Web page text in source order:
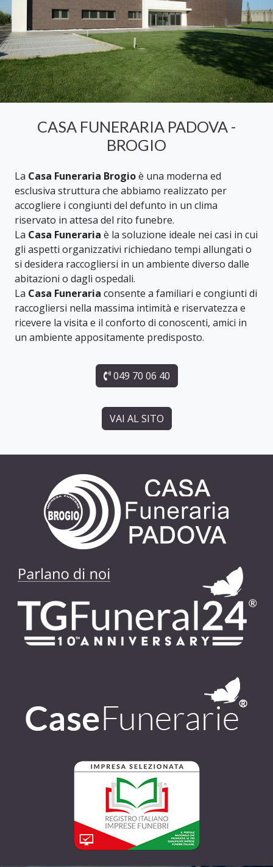
CASA FUNERARIA PADOVA -
BROGIO
La Casa Funeraria Brogioè una moderna ed
esclusiva struttura che abbiamo realizzato per
accogliere i congiunti del defunto in un clima
riservato in attesa del rito funebre.
La Casa Funeraria è la soluzione ideale nei casi in cui
gli aspetti organizzativi richiedano tempi allungati o
si desidera raccogliersi in un ambiente diverso dalle
abitazioni o dagli ospedali.
La Casa Funeraria consente a familiari e congiunti di
raccogliersi nella massima intimità e riservatezza e
ricevere la visita e il conforto di conoscenti, amici in
un ambiente appositamente predisposto.
049 70 06 40
VAI AL SITO